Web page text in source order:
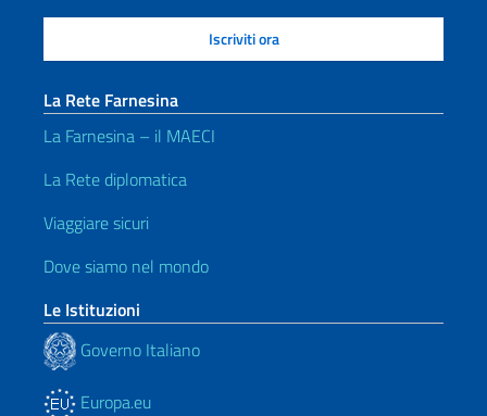
La Rete Farnesina
La Farnesina – il MAECI
La Rete diplomatica
Viaggiare sicuri
Dove siamo nel mondo
Le Istituzioni
Governo Italiano
Europa.eu